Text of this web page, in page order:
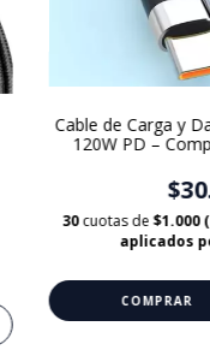
Cable de Carga y
120W PD –
30 cuotas de$1.000
aplicados